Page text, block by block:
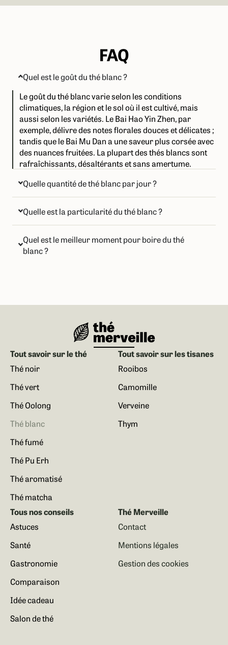
FAQ
Quel est le goût du thé blanc ?
Le goût du thé blanc varie selon les conditions
climatiques, la région et le sol où il est cultivé, mais
aussi selon les variétés. Le Bai Hao Yin Zhen, par
exemple, délivre des notes florales douces et délicates ;
tandis que le Bai Mu Dan a une saveur plus corsée avec
des nuances fruitées. La plupart des thés blancs sont
rafraîchissants, désaltérants et sans amertume.
Quelle quantité de thé blanc par jour ?
Quelle est la particularité du thé blanc ?
Quel est le meilleur moment pour boire du thé
blanc ?
Tout savoir sur le thé
Thé noir
Thé vert
Thé Oolong
Thé blanc
Thé fumé
Thé Pu Erh
Thé aromatisé
Thé matcha
Tout savoir sur les tisanes
Rooibos
Camomille
Verveine
Thym
Tous nos conseils
Astuces
Santé
Gastronomie
Comparaison
Idée cadeau
Salon de thé
Thé Merveille
Contact
Mentions légales
Gestion des cookies